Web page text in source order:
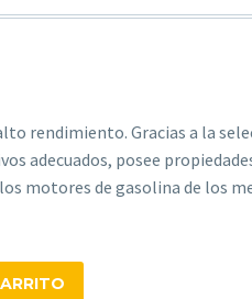
rendimiento. Gracias a la
adecuados, posee
motores de gasolina de los